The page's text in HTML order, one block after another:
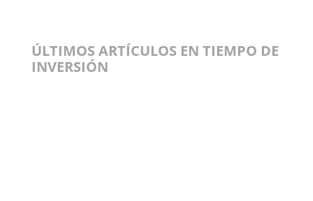
ÚLTIMOS ARTÍCULOS EN TIEMPO DE
INVERSIÓN